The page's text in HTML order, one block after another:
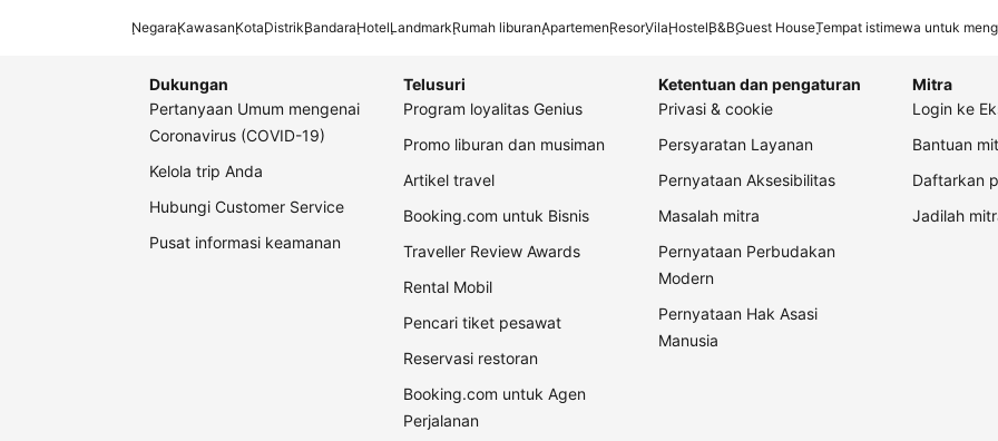
NegaraKawasanKotaDistrikBandaraHotelLandmarkRumah liburanApartemenResorVilaHostelB&BGuest HouseTempat istimewa untuk
Dukungan
Pertanyaan Umum mengenai
Coronavirus (COVID-19)
Kelola trip Anda
Hubungi Customer Service
Pusat informasi keamanan
Telusuri
Program loyalitas Genius
Promo liburan dan musiman
Artikel travel
Booking.com untuk Bisnis
Traveller Review Awards
Rental Mobil
Pencari tiket pesawat
Reservasi restoran
Booking.com untuk Agen
Perjalanan
Ketentuan dan pengaturan
Privasi & cookie
Persyaratan Layanan
Pernyataan Aksesibilitas
Masalah mitra
Pernyataan Perbudakan
Modern
Pernyataan Hak Asasi
Manusia
Mitra
Login ke
Bantuan
Daftarkan
Jadilah